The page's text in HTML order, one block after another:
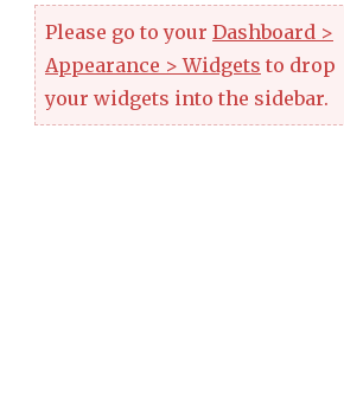
Please go to your Dashboard >
Appearance > Widgets to drop
your widgets into the sidebar.